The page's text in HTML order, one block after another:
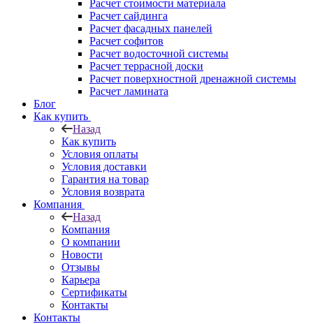
Расчет стоимости материала
Расчет сайдинга
Расчет фасадных панелей
Расчет софитов
Расчет водосточной системы
Расчет террасной доски
Расчет поверхностной дренажной системы
Расчет ламината
Блог
Как купить
Назад
Как купить
Условия оплаты
Условия доставки
Гарантия на товар
Условия возврата
Компания
Назад
Компания
О компании
Новости
Отзывы
Карьера
Сертификаты
Контакты
Контакты